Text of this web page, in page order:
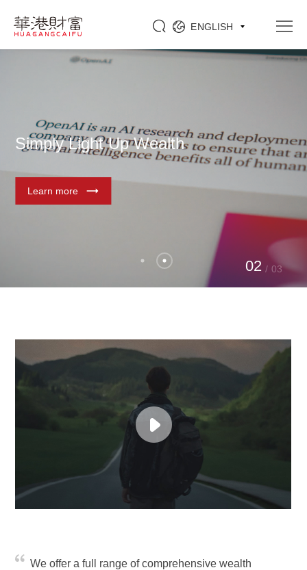
ENGLISH
Simply Light Up Wealth
Learn more
01 / 03
We offer a full range of comprehensive wealth